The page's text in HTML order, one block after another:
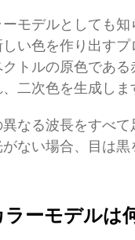
ーモデルとしても
い色を作り出す
トルの原色であ
二次色を生成しま
なる波長をすべ
ない場合、目は黒
ラーモデルは